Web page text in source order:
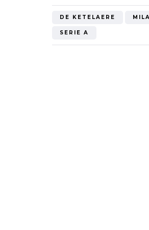
DE KETELAERE
SERIE A